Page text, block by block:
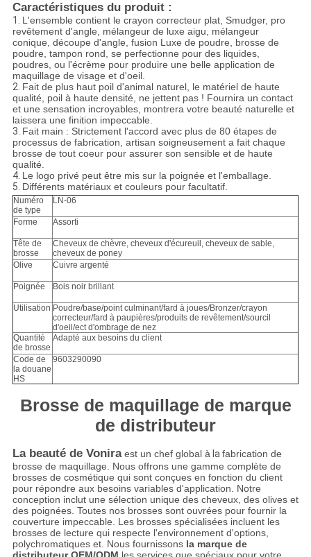
Caractéristiques du produit :
1. L'ensemble contient le crayon correcteur plat, Smudger, pro
revêtement d'angle, mélangeur de luxe aigu, mélangeur
conique, découpe d'angle, fusion Luxe de poudre, brosse de
poudre, tampon rond, se perfectionne pour des liquides,
poudres, ou l'écrème pour produire une belle application de
maquillage de visage et d'oeil.
2. Fait de plus haut poil d'animal naturel, le matériel de haute
qualité, poil à haute densité, ne jettent pas ! Fournira un contact
et une sensation incroyables, montrera votre beauté naturelle et
laissera une finition impeccable.
3. Fait main : Strictement l'accord avec plus de 80 étapes de
processus de fabrication, artisan soigneusement a fait chaque
brosse de tout coeur pour assurer son sensible et de haute
qualité.
4. Le logo privé peut être mis sur la poignée et l'emballage.
5. Différents matériaux et couleurs pour facultatif.
Numéro
de type
LN-06
Forme Assorti
Tête de
brosse
Cheveux de chèvre, cheveux d'écureuil, cheveux de sable,
cheveux de poney
Olive
Cuivre argenté
Poignée Bois noir brillant
Utilisation Poudre/base/point culminant/fard à joues/Bronzer/crayon
correcteur/fard à paupières/produits de revêtement/sourcil
d'oeil/ect d'ombrage de nez
Quantité
de brosse
Adapté aux besoins du client
Code de
la douane
HS
9603290090
Brosse de maquillage de marque
de distributeur
La beauté de Voniraest un chef global àlafabrication de
brosse de maquillage. Nous offrons une gamme complète de
brosses de cosmétique qui sont conçues en fonction du client
pour répondre aux besoins variables d'application. Notre
conception inclut une sélection unique des cheveux, des olives et
des poignées. Toutes nos brosses sont ouvrées pour fournir la
couverture impeccable. Les brosses spécialisées incluent les
brosses de lecture qui respecte l'environnement d'options,
polychromatiques et. Nous fournissons la marque de